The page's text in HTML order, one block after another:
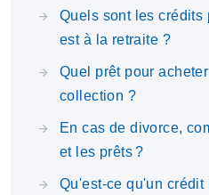
Quels sont les crédits
est à la retraite ?
Quel prêt pour
collection ?
En cas de divorce,
et les prêts ?
Qu'est-ce qu'un crédit